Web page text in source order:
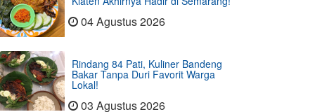
04 Agustus 2026
Rindang 84 Pati, Kuliner Bandeng
Bakar Tanpa Duri Favorit Warga
Lokal!
03 Agustus 2026